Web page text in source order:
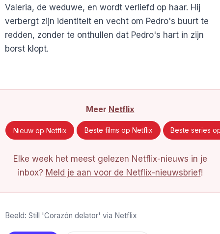
Valeria, de weduwe, en wordt verliefd op haar. Hij
verbergt zijn identiteit en vecht om Pedro's buurt te
redden, zonder te onthullen dat Pedro's hart in zijn
borst klopt.
Meer Netflix
Nieuw op Netflix Beste films op Netflix Beste series
Elke week het meest gelezen Netflix-nieuws in je
inbox? Meld je aan voor de Netflix-nieuwsbrief!
Beeld: Still 'Corazón delator' via Netflix